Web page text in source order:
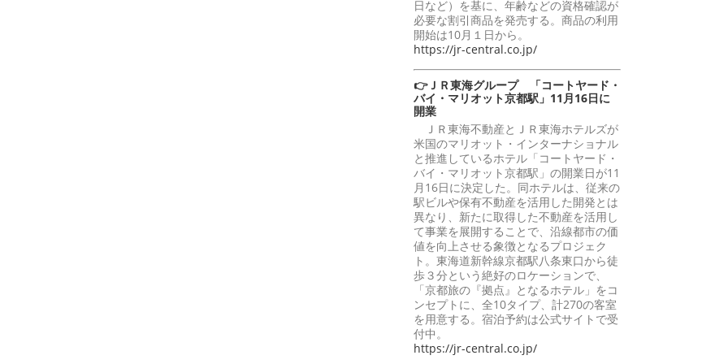
日など）を基に、年齢などの資格確認が
必要な割引商品を発売する。商品の利用
開始は10月１日から。
https://jr-central.co.jp/
👉ＪＲ東海グループ 「コートヤード・
バイ・マリオット京都駅」11月16日に
開業
ＪＲ東海不動産とＪＲ東海ホテルズが
米国のマリオット・インターナショナル
と推進しているホテル「コートヤード・
バイ・マリオット京都駅」の開業日が11
月16日に決定した。同ホテルは、従来の
駅ビルや保有不動産を活用した開発とは
異なり、新たに取得した不動産を活用し
て事業を展開することで、沿線都市の価
値を向上させる象徴となるプロジェク
ト。東海道新幹線京都駅八条東口から徒
歩３分という絶好のロケーションで、
「京都旅の『拠点』となるホテル」をコ
ンセプトに、全10タイプ、計270の客室
を用意する。宿泊予約は公式サイトで受
付中。
https://jr-central.co.jp/